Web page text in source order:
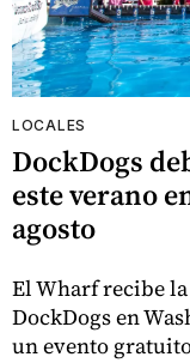
LOCALES
DockDogs
este verano
agosto
El Wharf recibe
DockDogs en
un evento